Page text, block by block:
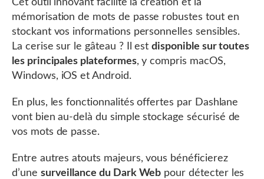
Cet outil innovant facilite la création et la
mémorisation de mots de passe robustes tout en
stockant vos informations personnelles sensibles.
La cerise sur le gâteau ? Il estdisponible sur toutes
les principales plateformes, y compris macOS,
Windows, iOS et Android.
En plus, les fonctionnalités offertes par Dashlane
vont bien au-delà du simple stockage sécurisé de
vos mots de passe.
Entre autres atouts majeurs, vous bénéficierez
d’une surveillance du Dark Web pour détecter les